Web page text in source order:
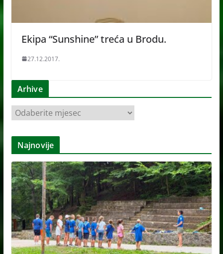
Ekipa “Sunshine” treća u Brodu.
27.12.2017.
Arhive
r
h
v
e
Najnovije